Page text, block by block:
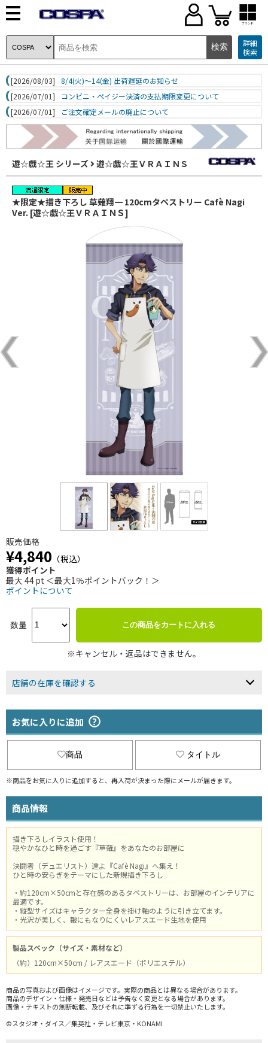
ブランド
詳細
検索
[2026/08/03]
8/4(火)～14(金) 出荷遅延のお知らせ
[2026/07/01]
コンビニ・ペイジー決済の支払期限変更について
[2026/07/01]
ご注文確定メールの廃止について
遊☆戯☆王 シリーズ 遊☆戯☆王ＶＲＡＩＮＳ
★限定★描き下ろし 草薙翔一 120cmタペストリー Cafè Nagi
Ver. [遊☆戯☆王ＶＲＡＩＮＳ]
販売価格
¥4,840 （税込）
獲得ポイント
最大 44 pt ＜最大1％ポイントバック！＞
ポイントについて
数量 この商品をカートに入れる
※キャンセル・返品はできません。
店舗の在庫を確認する
お気に入りに追加
商品 タイトル
※商品をお気に入りに追加すると、再入荷が決まった際にメールが届きます。
商品情報
描き下ろしイラスト使用！
穏やかなひと時を過ごす『草薙』をあなたのお部屋に
決闘者（デュエリスト）達よ『Cafè Nagi』へ集え！
ひと時の安らぎをテーマにした新規描き下ろし
・約120cm×50cmと存在感のあるタペストリーは、お部屋のインテリアに
最適です。
・縦型サイズはキャラクター全身を掛け軸のように引き立てます。
・光沢が美しく、皺にもなりにくいレアスエード生地を使用
製品スペック（サイズ・素材など）
（約）120cm×50cm / レアスエード（ポリエステル）
商品の写真および画像はイメージです。実際の商品とは異なる場合があります。
商品のデザイン・仕様・発売日などは予告なく変更となる場合があります。
画像・テキストの無断転載、及びそれに準ずる行為を一切禁止いたします。
©スタジオ・ダイス／集英社・テレビ東京・KONAMI